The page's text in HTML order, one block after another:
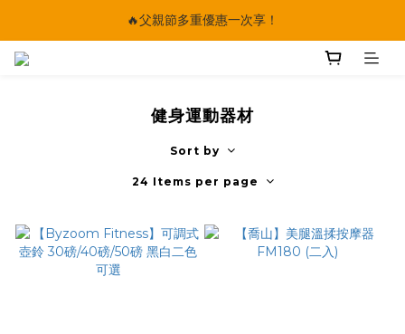
🔥父親節多重優惠一次享！
🔥父親節多重優惠一次享！
🔥父親節多重優惠一次享！
健身運動器材
Sort by
24 Items per page